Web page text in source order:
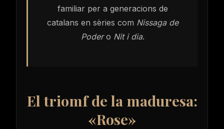
familiar per a generacions de
catalans en sèries com Nissaga de
Podero Nit i dia.
El triomf de la maduresa:
«Rose»